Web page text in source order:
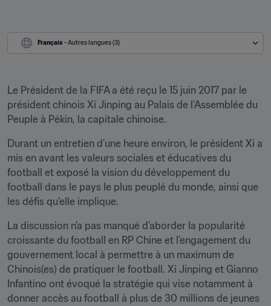
Français - Autres langues (3)
Le Président de la FIFA a été reçu le 15 juin 2017 par le
président chinois Xi Jinping au Palais de l’Assemblée du
Peuple à Pékin, la capitale chinoise.
Durant un entretien d’une heure environ, le président Xi a
mis en avant les valeurs sociales et éducatives du
football et exposé la vision du développement du
football dans le pays le plus peuplé du monde, ainsi que
les défis qu’elle implique.
La discussion n’a pas manqué d’aborder la popularité
croissante du football en RP Chine et l’engagement du
gouvernement local à permettre à un maximum de
Chinois(es) de pratiquer le football. Xi Jinping et Gianno
Infantino ont évoqué la stratégie qui vise notamment à
donner accès au football à plus de 30 millions de jeunes